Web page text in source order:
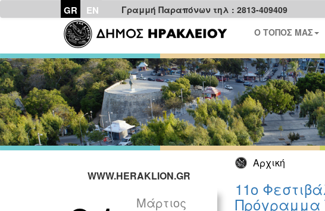
GR EN Γραμμή Παραπόνων τηλ : 2813-409409
Ο ΤΟΠΟΣ ΜΑΣ
Αρχική
WWW.HERAKLION.GR
Μάρτιος
11ο
Πρόγραμμα